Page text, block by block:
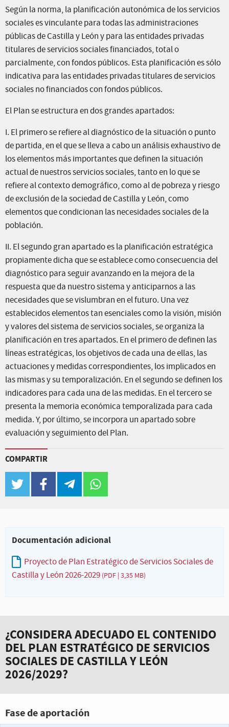
Según la norma, la planificación autonómica de los servicios
sociales es vinculante para todas las administraciones
públicas de Castilla y León y para las entidades privadas
titulares de servicios sociales financiados, total o
parcialmente, con fondos públicos. Esta planificación es sólo
indicativa para las entidades privadas titulares de servicios
sociales no financiados con fondos públicos.
El Plan se estructura en dos grandes apartados:
I. El primero se refiere al diagnóstico de la situación o punto
de partida, en el que se lleva a cabo un análisis exhaustivo de
los elementos más importantes que definen la situación
actual de nuestros servicios sociales, tanto en lo que se
refiere al contexto demográfico, como al de pobreza y riesgo
de exclusión de la sociedad de Castilla y León, como
elementos que condicionan las necesidades sociales de la
población.
II. El segundo gran apartado es la planificación estratégica
propiamente dicha que se establece como consecuencia del
diagnóstico para seguir avanzando en la mejora de la
respuesta que da nuestro sistema y anticiparnos a las
necesidades que se vislumbran en el futuro. Una vez
establecidos elementos tan esenciales como la visión, misión
y valores del sistema de servicios sociales, se organiza la
planificación en tres apartados. En el primero de definen las
líneas estratégicas, los objetivos de cada una de ellas, las
actuaciones y medidas correspondientes, los implicados en
las mismas y su temporalización. En el segundo se definen los
indicadores para cada una de las medidas. En el tercero se
presenta la memoria económica temporalizada para cada
medida. Y, por último, se incorpora un apartado sobre
evaluación y seguimiento del Plan.
COMPARTIR
twitter facebook telegram
Documentación adicional
Proyecto de Plan Estratégico de Servicios Sociales de
Castilla y León 2026-2029 (PDF | 3,35 MB)
¿CONSIDERA ADECUADO EL CONTENIDO
DEL PLAN ESTRATÉGICO DE SERVICIOS
SOCIALES DE CASTILLA Y LEÓN
2026/2029?
Fase de aportación